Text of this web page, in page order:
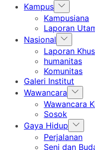
Kampus Show
sub
menu
Kampusiana
Laporan
Nasional Show
sub
menu
Laporan
humanitas
Komunitas
Galeri Institut
Wawancara Show
sub
Wawancara
Sosok
Gaya Hidup Show
sub
menu
Perjalanan
Seni dan